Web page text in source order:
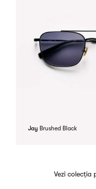
Jay Brushed Black
Vezi colecția